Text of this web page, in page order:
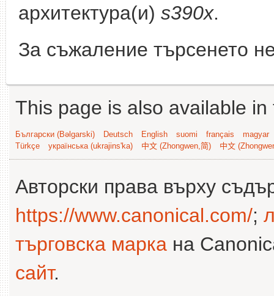
архитектура(и) s390x.
За съжаление търсенето
This page is also available
Български (Bəlgarski) Deutsch English suomi français
magyar
Türkçe
українська (ukrajins'ka) 中文 (Zhongwen,简) 中文
Авторски права върху
https://www.canonical.com/;
търговска марка на
сайт.